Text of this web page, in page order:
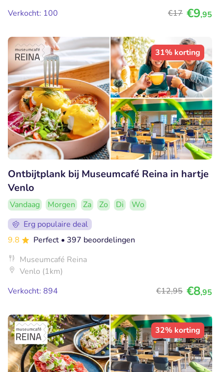
Verkocht: 100 €17 €9,95
31% korting
Ontbijtplank bij Museumcafé Reina in hartje
Venlo
Vandaag Morgen Za Zo Di
Wo
Erg populaire deal
9.8
Perfect • 397 beoordelingen
Museumcafé Reina
Venlo (1km)
Verkocht: 894
€12,95 €8,95
32% korting